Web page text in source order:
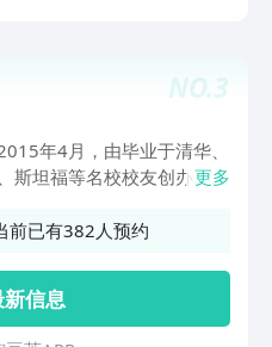
。支持AI听记与实时问答，
互动体验，提升效率。 AI
式：闪记升级为“AI听记”，
模板，支持声纹自动识别发
能、开放、高效的的协作体
同，让团队经验有效沉淀，
转写，多端快捷切换流畅体
屏幕和文档实现多人在线编
分享等，每一种学习行为都
积分也是可以在线兑换礼品
NO.3
年4月，由毕业于清华、
斯坦福等名校校友创办。专
辅导一站式服务，致力成为
。职问旗下新媒体已为超过
人士提供职场资讯，技能培
50,000名付费用户，求职
更多
前已有382人预约
信息